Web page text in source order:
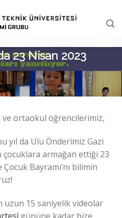
23 Nisan 2023
ortaokul öğrencilerimiz,
yıl da Ulu Önderimiz Gazi
armağan ettiği 23
Bayramı’nı bilimin
uzun 15 saniyelik videolar
gününe kadar bize